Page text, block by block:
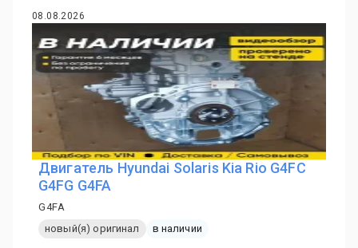
08.08.2026
Двигатель Hyundai Solaris Kia Rio G4FC
G4FG G4FA
G4FA
новый(я) оригинал
в наличии